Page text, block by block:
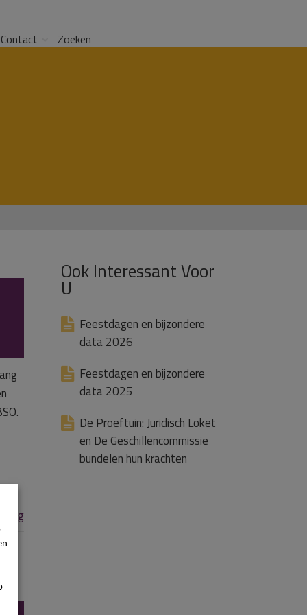
Contact Zoeken
Ook Interessant Voor
U
Feestdagen en bijzondere
data 2026
Feestdagen en bijzondere
data 2025
De Proeftuin: Juridisch Loket
en De Geschillencommissie
bundelen hun krachten